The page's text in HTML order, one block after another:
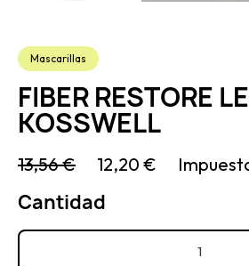
Mascarillas
FIBER RESTORE
KOSSWELL
13,56 € 12,20 €
Cantidad